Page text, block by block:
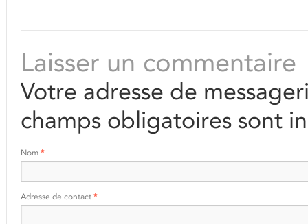
Laisser un commentaire
Votre adresse de
champs obligatoires sont
Nom *
Adresse de contact *